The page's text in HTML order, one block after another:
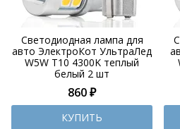
Светодиодная лампа для
авто ЭлектроКот УльтраЛед
W5W T10 4300K теплый
белый 2 шт
860 ₽
КУПИТЬ